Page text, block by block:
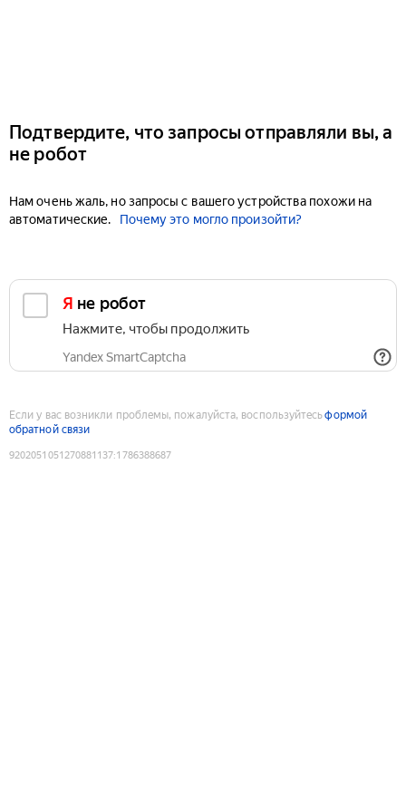
Подтвердите, что запросы отправляли вы, а
не робот
Нам очень жаль, но запросы с вашего устройства похожи на
автоматические.
Почему это могло произойти?
Я не робот
Нажмите, чтобы продолжить
Yandex SmartCaptcha
Если у вас возникли проблемы, пожалуйста, воспользуйтесьформой
обратной связи
9202051051270881137:1786388687